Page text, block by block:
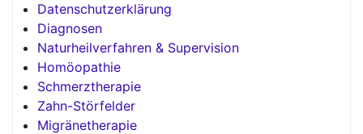
Datenschutzerklärung
Diagnosen
Naturheilverfahren & Supervision
Homöopathie
Schmerztherapie
Zahn-Störfelder
Migränetherapie